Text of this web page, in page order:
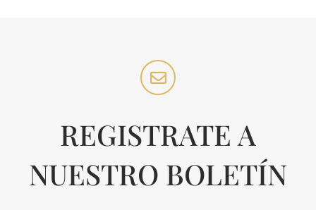
REGISTRATE A
NUESTRO BOLETÍN